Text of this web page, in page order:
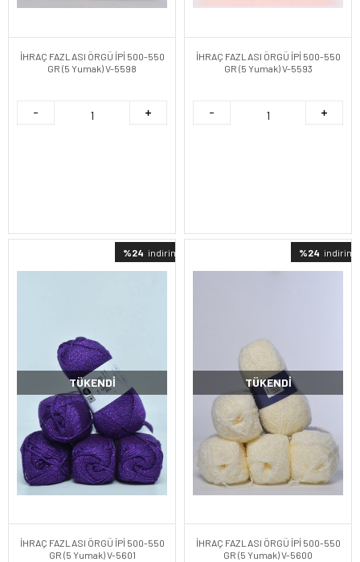
İHRAÇ FAZLASI ÖRGÜ İPİ 500-550
GR (5 Yumak) V-5598
İHRAÇ FAZLASI ÖRGÜ İPİ 500-550
GR (5 Yumak) V-5593
%24 indirimli
TÜKENDI
İHRAÇ FAZLASI ÖRGÜ İPİ 500-550
GR (5 Yumak) V-5601
%24 indirimli
TÜKENDI
İHRAÇ FAZLASI ÖRGÜ İPİ 500-550
GR (5 Yumak) V-5600